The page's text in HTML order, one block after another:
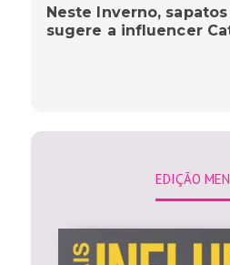
Neste Inverno, sapatos
sugere a influencer
EDIÇÃO